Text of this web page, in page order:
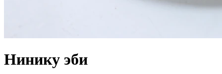
Нинику эби